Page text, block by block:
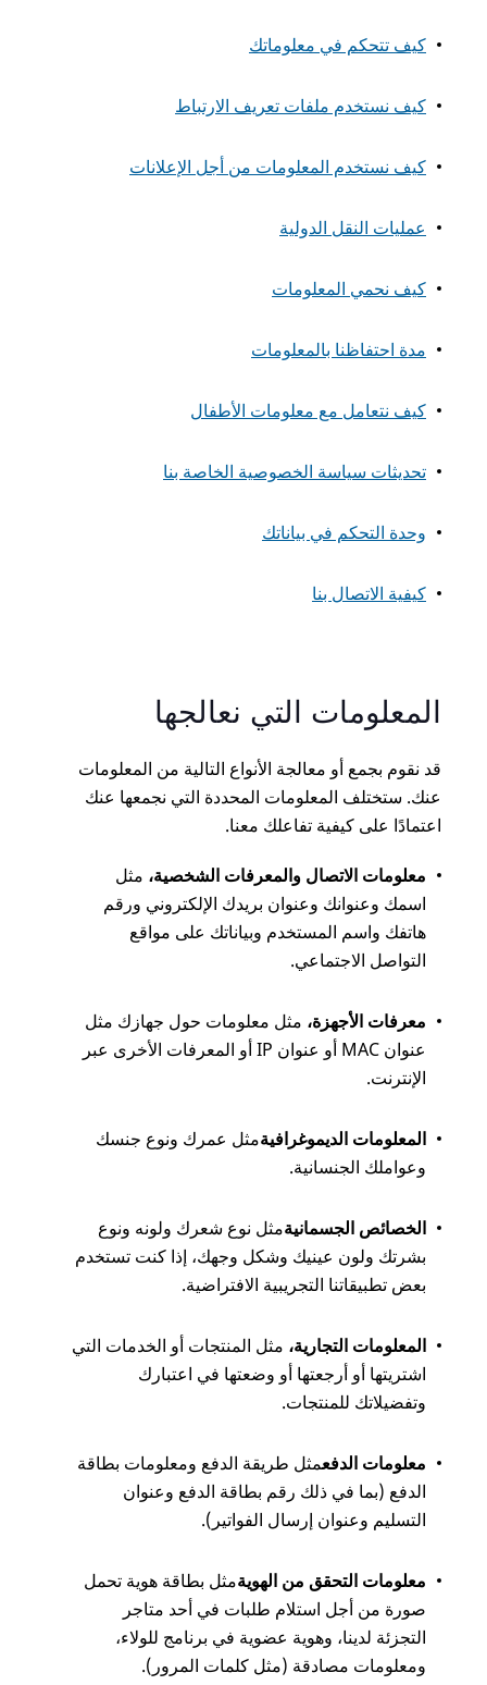
كيف تتحكم في معلوماتك
كيف نستخدم ملفات تعريف الارتباط
كيف نستخدم المعلومات من أجل الإعلانات
عمليات النقل الدولية
كيف نحمي المعلومات
مدة احتفاظنا بالمعلومات
كيف نتعامل مع معلومات الأطفال
تحديثات سياسة الخصوصية الخاصة بنا
وحدة التحكم في بياناتك
كيفية الاتصال بنا
المعلومات التي نعالجها
قد نقوم بجمع أو معالجة الأنواع التالية من المعلومات
عنك. ستختلف المعلومات المحددة التي نجمعها عنك
اعتمادًا على كيفية تفاعلك معنا.
معلومات الاتصال والمعرفات الشخصية، مثل
اسمك وعنوانك وعنوان بريدك الإلكتروني ورقم
هاتفك واسم المستخدم وبياناتك على مواقع
التواصل الاجتماعي.
معرفات الأجهزة، مثل معلومات حول جهازك مثل
عنوان MAC أو عنوان IP أو المعرفات الأخرى عبر
الإنترنت.
المعلومات الديموغرافيةمثل عمرك ونوع جنسك
وعواملك الجنسانية.
الخصائص الجسمانيةمثل نوع شعرك ولونه ونوع
بشرتك ولون عينيك وشكل وجهك، إذا كنت تستخدم
بعض تطبيقاتنا التجريبية الافتراضية.
المعلومات التجارية، مثل المنتجات أو الخدمات التي
اشتريتها أو أرجعتها أو وضعتها في اعتبارك
وتفضيلاتك للمنتجات.
معلومات الدفعمثل طريقة الدفع ومعلومات بطاقة
الدفع (بما في ذلك رقم بطاقة الدفع وعنوان
التسليم وعنوان إرسال الفواتير).
معلومات التحقق من الهويةمثل بطاقة هوية تحمل
صورة من أجل استلام طلبات في أحد متاجر
التجزئة لدينا، وهوية عضوية في برنامج للولاء،
ومعلومات مصادقة (مثل كلمات المرور).